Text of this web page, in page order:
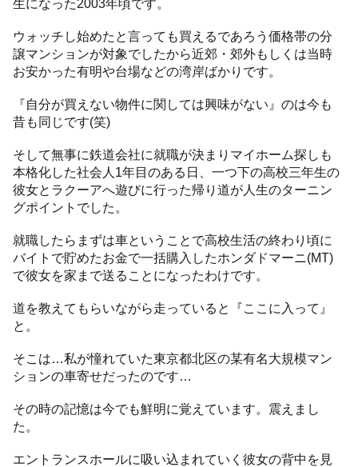
生になった2003年頃です。
ウォッチし始めたと言っても買えるであろう価格帯の分
譲マンションが対象でしたから近郊・郊外もしくは当時
お安かった有明や台場などの湾岸ばかりです。
『自分が買えない物件に関しては興味がない』のは今も
昔も同じです(笑)
そして無事に鉄道会社に就職が決まりマイホーム探しも
本格化した社会人1年目のある日、一つ下の高校三年生の
彼女とラクーアへ遊びに行った帰り道が人生のターニン
グポイントでした。
就職したらまずは車ということで高校生活の終わり頃に
バイトで貯めたお金で一括購入したホンダドマーニ(MT)
で彼女を家まで送ることになったわけです。
道を教えてもらいながら走っていると『ここに入って』
と。
そこは…私が憧れていた東京都北区の某有名大規模マン
ションの車寄せだったのです…
その時の記憶は今でも鮮明に覚えています。震えまし
た。
エントランスホールに吸い込まれていく彼女の背中を見